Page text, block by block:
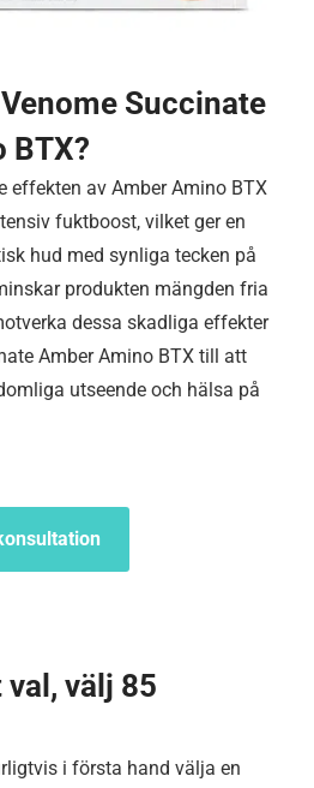
Succinate
BTX?
effekten av Amber Amino BTX
fuktboost, vilket ger en
hud med synliga tecken på
produkten mängden fria
dessa skadliga effekter
Amber Amino BTX till att
utseende och hälsa på
välj 85
i första hand välja en